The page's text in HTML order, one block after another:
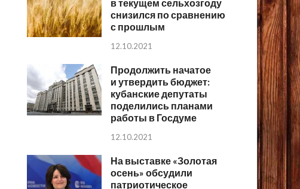
в текущем сельхозгоду
снизился по сравнению
с прошлым
12.10.2021
Продолжить начатое
и утвердить бюджет:
кубанские депутаты
поделились планами
работы в Госдуме
12.10.2021
На выставке «Золотая
осень» обсудили
патриотическое